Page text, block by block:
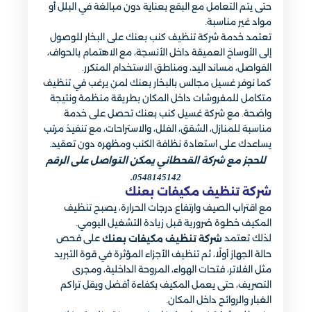
حتى يتم التعامل مع البقع بعناية دون مبالغة في البلل أو
مواد غير مناسبة.
تعتمد خدمة شركة تنظيف كنب بعنك على البخار للوصول
إلى الأوساخ العميقة داخل الأنسجة، مع الاهتمام بالحواف،
الفواصل، مساند اليد، ومناطق الاستخدام المتكرر.
كما نوفر غسيل مجالس بالبخار بعنك لمن يرغب في تنظيف
متكامل للمفروشات داخل المكان بطريقة منظمة ونتيجة
واضحة. مع شركة غسيل كنب بعنك تحصل على خدمة
مناسبة للمنازل، الشقق، الفلل، والاستراحات، مع تنفيذ مرتب
يساعدك على استعادة نظافة الكنب ومظهره دون تعقيد.
للحجز مع شركة القحطاني يمكن التواصل على الرقم
0548145142.
شركة تنظيف مكيفات بعنك
مع اقتراب الصيف وارتفاع درجات الحرارة، يصبح تنظيف
المكيف خطوة ضرورية قبل زيادة التشغيل اليومي.
لذلك تعتمد شركة تنظيف مكيفات بعنك على فحص
حالة الجهاز أولًا، ثم تنظيف الأجزاء المؤثرة في قوة التبريد
مثل الفلاتر، فتحات الهواء، المروحة الداخلية، ومجرى
التصريف، حتى يعمل المكيف بكفاءة أفضل ويقل تراكم
الغبار والروائح داخل المكان.